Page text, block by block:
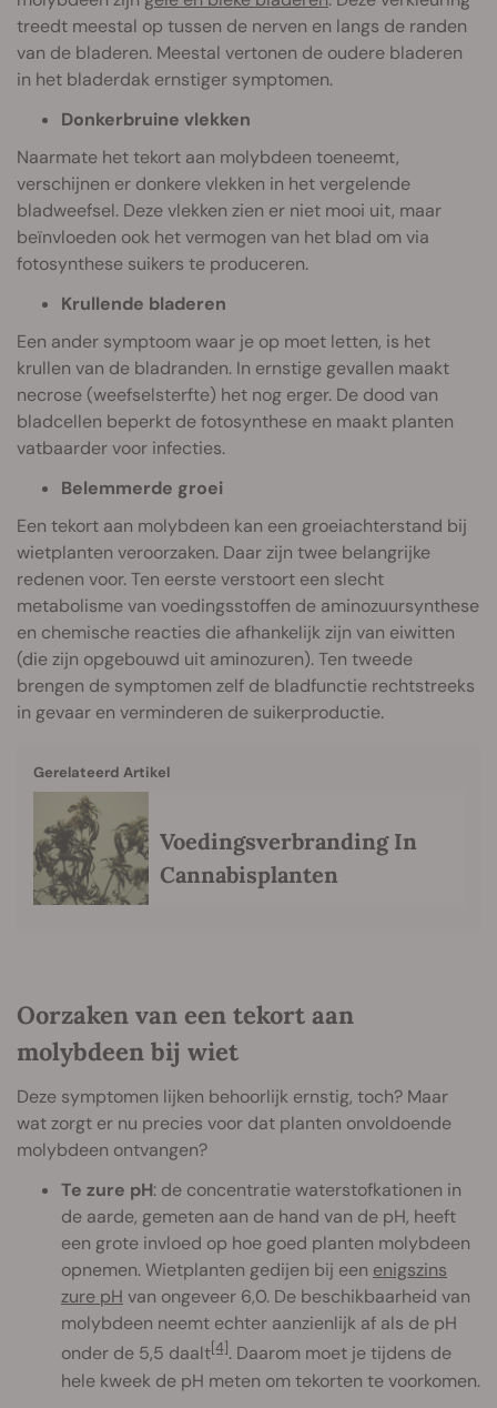
treedt meestal op tussen de nerven en langs de randen
van de bladeren. Meestal vertonen de oudere bladeren
in het bladerdak ernstiger symptomen.
Donkerbruine vlekken
Naarmate het tekort aan molybdeen toeneemt,
verschijnen er donkere vlekken in het vergelende
bladweefsel. Deze vlekken zien er niet mooi uit, maar
beïnvloeden ook het vermogen van het blad om via
fotosynthese suikers te produceren.
Krullende bladeren
Een ander symptoom waar je op moet letten, is het
krullen van de bladranden. In ernstige gevallen maakt
necrose (weefselsterfte) het nog erger. De dood van
bladcellen beperkt de fotosynthese en maakt planten
vatbaarder voor infecties.
Belemmerde groei
Een tekort aan molybdeen kan een groeiachterstand bij
wietplanten veroorzaken. Daar zijn twee belangrijke
redenen voor. Ten eerste verstoort een slecht
metabolisme van voedingsstoffen de aminozuursynthese
en chemische reacties die afhankelijk zijn van eiwitten
(die zijn opgebouwd uit aminozuren). Ten tweede
brengen de symptomen zelf de bladfunctie rechtstreeks
in gevaar en verminderen de suikerproductie.
Gerelateerd Artikel
Voedingsverbranding In
Cannabisplanten
Oorzaken van een tekort aan
molybdeen bij wiet
Deze symptomen lijken behoorlijk ernstig, toch? Maar
wat zorgt er nu precies voor dat planten onvoldoende
molybdeen ontvangen?
Te zure pH: de concentratie waterstofkationen in
de aarde, gemeten aan de hand van de pH, heeft
een grote invloed op hoe goed planten molybdeen
opnemen. Wietplanten gedijen bij een enigszins
zure pH van ongeveer 6,0. De beschikbaarheid van
molybdeen neemt echter aanzienlijk af als de pH
onder de 5,5 daalt[4]. Daarom moet je tijdens de
hele kweek de pH meten om tekorten te voorkomen.